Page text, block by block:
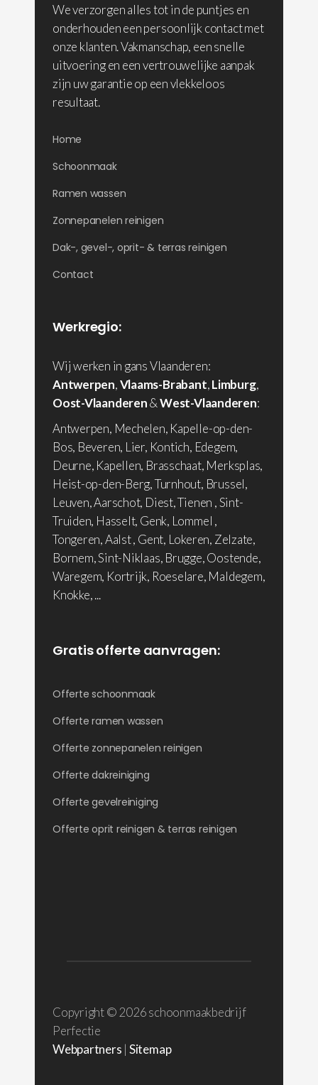
We verzorgen alles tot in de puntjes en
onderhouden een persoonlijk contact met
onze klanten. Vakmanschap, een snelle
uitvoering en een vertrouwelijke aanpak
zijn uw garantie op een vlekkeloos
resultaat.
Home
Schoonmaak
Ramen wassen
Zonnepanelen reinigen
Dak-, gevel-, oprit- & terras reinigen
Contact
Werkregio:
Wij werken in gans Vlaanderen:
Antwerpen,Vlaams-Brabant,Limburg,
Oost-Vlaanderen&West-Vlaanderen:
Antwerpen, Mechelen, Kapelle-op-den-
Bos, Beveren, Lier, Kontich, Edegem,
Deurne, Kapellen, Brasschaat, Merksplas,
Heist-op-den-Berg, Turnhout, Brussel,
Leuven, Aarschot, Diest, Tienen , Sint-
Truiden, Hasselt, Genk, Lommel ,
Tongeren, Aalst , Gent, Lokeren, Zelzate,
Bornem, Sint-Niklaas, Brugge, Oostende,
Waregem, Kortrijk, Roeselare, Maldegem,
Knokke, ...
Gratis offerte aanvragen:
Offerte schoonmaak
Offerte ramen wassen
Offerte zonnepanelen reinigen
Offerte dakreiniging
Offerte gevelreiniging
Offerte oprit reinigen & terras reinigen
Copyright © 2026 schoonmaakbedrijf
Perfectie
Webpartners | Sitemap